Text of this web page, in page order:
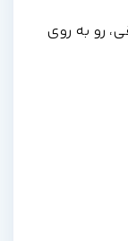
رو به روی